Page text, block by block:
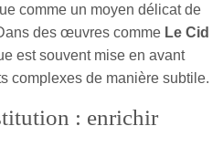
comme un moyen délicat de
des œuvres comme Le Cid
est souvent mise en avant
complexes de manière subtile.
: enrichir